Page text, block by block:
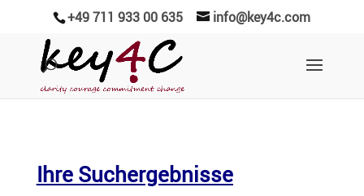
+49 711 933 00 635 info@key4c.com
Ihre Suchergebnisse